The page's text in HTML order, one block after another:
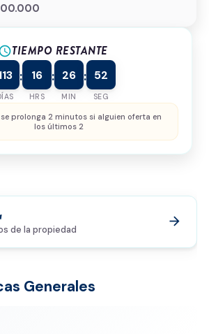
0/500
de privacidady el
TIEMPO RESTANTE
: 16
HRS
: 26
MIN
: 52
SEG
prolonga 2 minutos si alguien oferta en
los últimos 2
de la propiedad
arrow_forward
Generales